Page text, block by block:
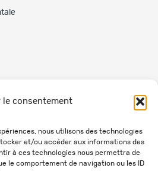
le consentement
nous utilisons des technologies
et/ou accéder aux informations des
à ces technologies nous permettra de
le comportement de navigation ou les ID